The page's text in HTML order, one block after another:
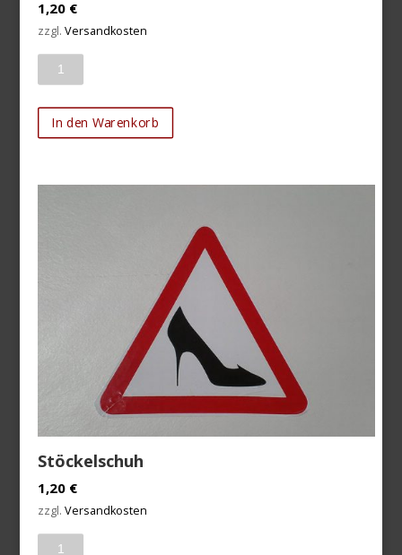
1,20 €
zzgl.Versandkosten
In den Warenkorb
Stöckelschuh
1,20 €
zzgl.Versandkosten